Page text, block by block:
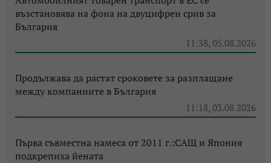
възстановява на фона на двуцифрен срив за
България
11:38, 05.08.2026
Продължава да растат сроковете за разплащане
между компаниите в България
11:18, 03.08.2026
Първа съвместна намеса от 2011 г.:САЩ и Япония
подкрепиха йената